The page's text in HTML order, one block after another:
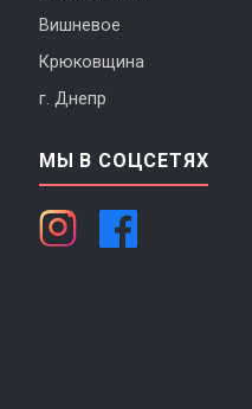
Вишневое
Крюковщина
г. Днепр
МЫ В СОЦСЕТЯХ